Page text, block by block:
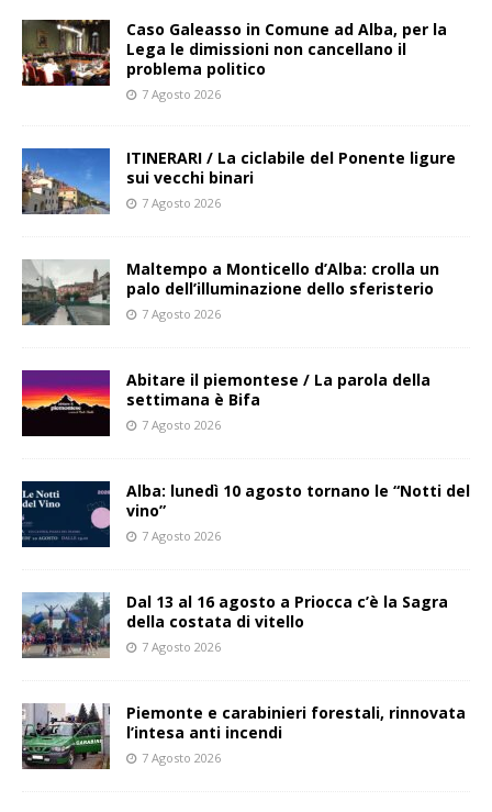
Caso Galeasso in Comune ad Alba, per la
Lega le dimissioni non cancellano il
problema politico
7 Agosto 2026
ITINERARI / La ciclabile del Ponente ligure
sui vecchi binari
7 Agosto 2026
Maltempo a Monticello d’Alba: crolla un
palo dell’illuminazione dello sferisterio
7 Agosto 2026
Abitare il piemontese / La parola della
settimana è Bifa
7 Agosto 2026
Alba: lunedì 10 agosto tornano le “Notti del
vino”
7 Agosto 2026
Dal 13 al 16 agosto a Priocca c’è la Sagra
della costata di vitello
7 Agosto 2026
Piemonte e carabinieri forestali, rinnovata
l’intesa anti incendi
7 Agosto 2026